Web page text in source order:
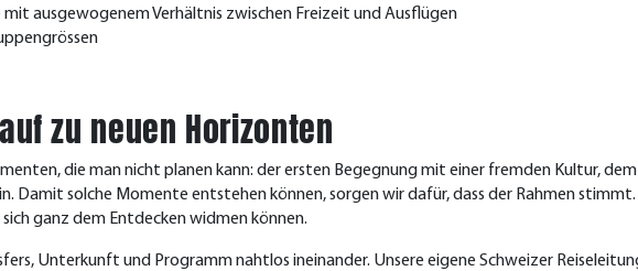
ausgewogenem Verhältnis zwischen Freizeit und Ausflügen
zu neuen Horizonten
die man nicht planen kann: der ersten Begegnung mit einer fremden Kultur,
Damit solche Momente entstehen können, sorgen wir dafür, dass der Rahmen
ganz dem Entdecken widmen können.
Unterkunft und Programm nahtlos ineinander. Unsere eigene Schweizer